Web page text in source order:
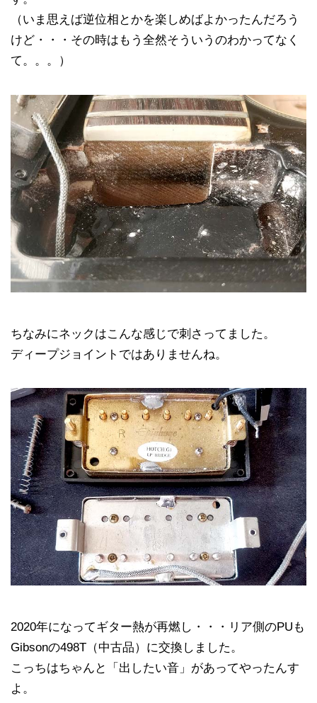
（いま思えば逆位相とかを楽しめばよかったんだろう
けど・・・その時はもう全然そういうのわかってなく
て。。。）
ちなみにネックはこんな感じで刺さってました。
ディープジョイントではありませんね。
2020年になってギター熱が再燃し・・・リア側のPUも
Gibsonの498T（中古品）に交換しました。
こっちはちゃんと「出したい音」があってやったんす
よ。